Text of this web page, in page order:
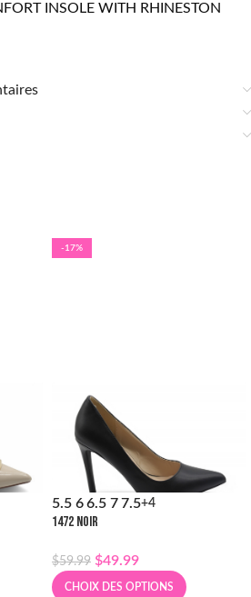
INSOLE WITH RHINESTON
-17%
5.5 6 6.5 7 7.5+4
1472 NOIR
$59.99 $49.99
CHOIX DES OPTIONS